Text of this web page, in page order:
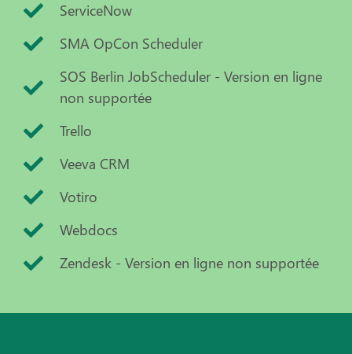
ServiceNow
SMA OpCon Scheduler
SOS Berlin JobScheduler - Version en ligne
non supportée
Trello
Veeva CRM
Votiro
Webdocs
Zendesk - Version en ligne non supportée